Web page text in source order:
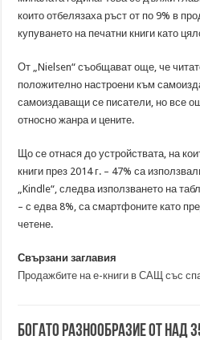
които отбелязаха ръст от по 9% в
купуването на печатни книги като
От „Nielsen“ съобщават още, че
положително настроени към
самоиздаващи се писатели, но все
относно жанра и цените.
Що се отнася до устройствата, на
книги през 2014 г. – 47% са
„Kindle“, следва използването на
– с едва 8%, са смартфоните като
четене.
Свързани заглавия
Продажбите на е-книги в САЩ със
Богато разнообразие от над